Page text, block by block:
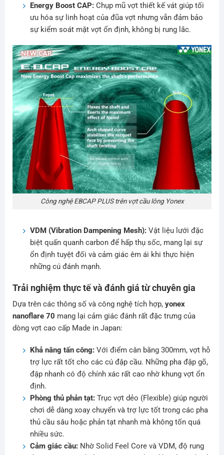
Energy Boost CAP:Chụp mũ vợt thiết kế vát giúp tối
ưu hóa sự linh hoạt của đũa vợt nhưng vẫn đảm bảo
sự kiểm soát mặt vợt ổn định, không bị rung lắc.
Công nghệ EBCAP PLUS trên vợt cầu lông Yonex
VDM (Vibration Dampening Mesh):Vật liệu lưới đặc
biệt quấn quanh carbon để hấp thụ sốc, mang lại sự
ổn định tuyệt đối và cảm giác êm ái khi thực hiện
những cú đánh mạnh.
Trải nghiệm thực tế và đánh giá từ chuyên gia
Dựa trên các thông số và công nghệ tích hợp, yonex
nanoflare 70 mang lại cảm giác đánh rất đặc trưng của
dòng vợt cao cấp Made in Japan:
Khả năng tấn công:Với điểm cân bằng 300mm, vợt hỗ
trợ lực rất tốt cho các cú đập cầu. Những pha đập gõ,
đập nhanh có độ chính xác rất cao nhờ khung vợt ổn
định.
Phòng thủ phản tạt:Trục vợt dẻo (Flexible) giúp người
chơi dễ dàng xoay chuyển và trợ lực tốt trong các pha
thủ cầu sâu hoặc phản tạt nhanh mà không tốn quá
nhiều sức.
Cảm giác cầu:Nhờ Solid Feel Core và VDM, độ rung